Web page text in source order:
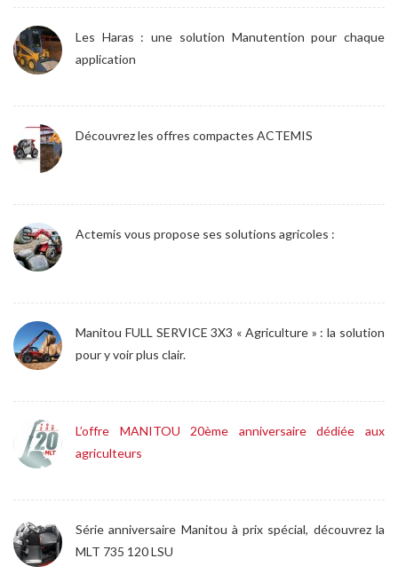
Les Haras : une solution Manutention pour chaque
application
Découvrez les offres compactes ACTEMIS
Actemis vous propose ses solutions agricoles :
Manitou FULL SERVICE 3X3 « Agriculture » : la solution
pour y voir plus clair.
L’offre MANITOU 20ème anniversaire dédiée aux
agriculteurs
Série anniversaire Manitou à prix spécial, découvrez la
MLT 735 120 LSU